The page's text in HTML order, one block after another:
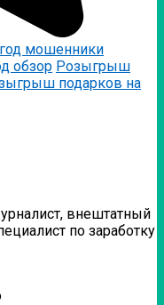
мошенники
обзор Розыгрыш
подарков на
внештатный
по заработку